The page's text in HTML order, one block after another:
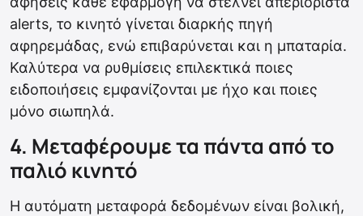
alerts, το κινητό γίνεται διαρκής πηγή
αφηρεμάδας, ενώ επιβαρύνεται και η μπαταρία.
Καλύτερα να ρυθμίσεις επιλεκτικά ποιες
ειδοποιήσεις εμφανίζονται με ήχο και ποιες
μόνο σιωπηλά.
4. Μεταφέρουμε τα πάντα από το
παλιό κινητό
Η αυτόματη μεταφορά δεδομένων είναι βολική,